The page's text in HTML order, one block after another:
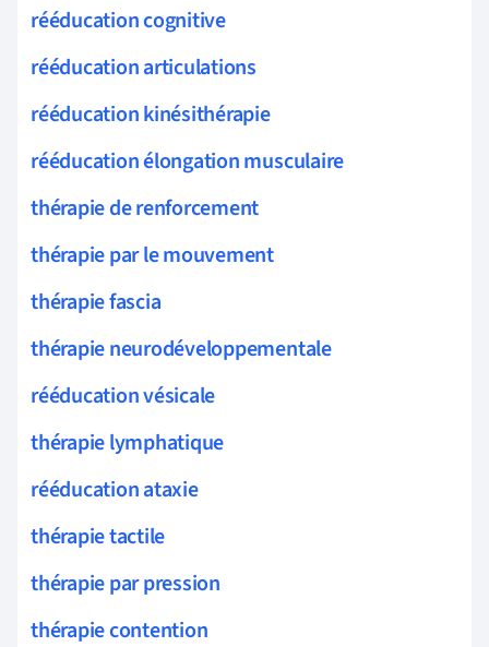
rééducation cognitive
rééducation articulations
rééducation kinésithérapie
rééducation élongation musculaire
thérapie de renforcement
thérapie par le mouvement
thérapie fascia
thérapie neurodéveloppementale
rééducation vésicale
thérapie lymphatique
rééducation ataxie
thérapie tactile
thérapie par pression
thérapie contention